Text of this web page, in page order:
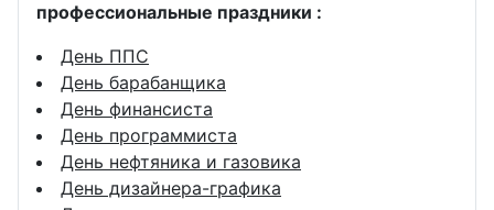
профессиональные праздники :
День ППС
День барабанщика
День финансиста
День программиста
День нефтяника и газовика
День дизайнера-графика